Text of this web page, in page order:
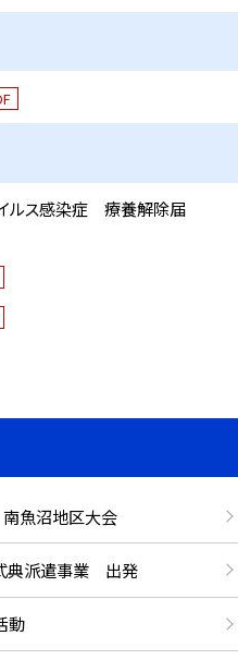
イルス感染症 療養解除届
魚沼地区大会
典派遣事業 出発
動